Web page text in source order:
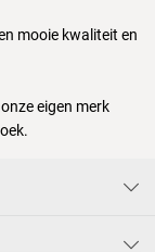
mooie kwaliteit en
eigen merk